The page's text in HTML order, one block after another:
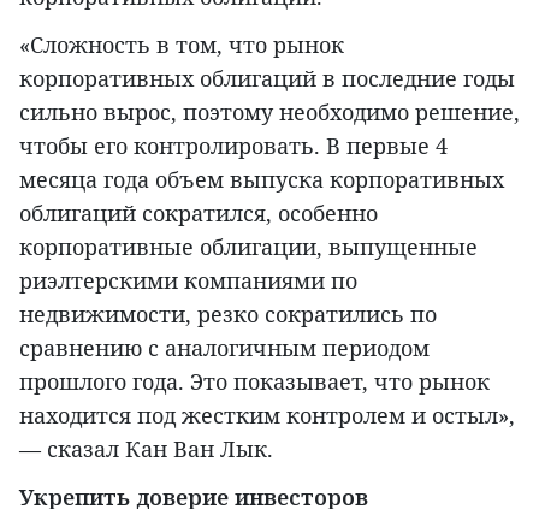
«Сложность в том, что рынок
корпоративных облигаций в последние годы
сильно вырос, поэтому необходимо решение,
чтобы его контролировать. В первые 4
месяца года объем выпуска корпоративных
облигаций сократился, особенно
корпоративные облигации, выпущенные
риэлтерскими компаниями по
недвижимости, резко сократились по
сравнению с аналогичным периодом
прошлого года. Это показывает, что рынок
находится под жестким контролем и остыл»,
— сказал Кан Ван Лык.
Укрепить доверие инвесторов